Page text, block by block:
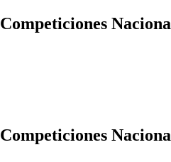
Competiciones
Competiciones